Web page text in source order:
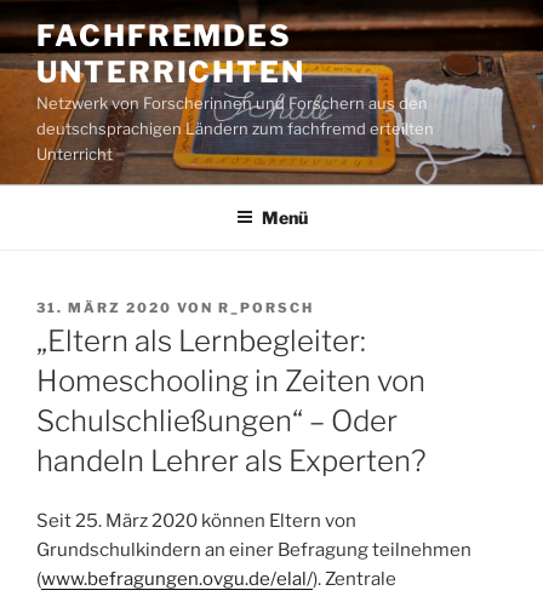
Inhalt
springen
FACHFREMDES
UNTERRICHTEN
Netzwerk von Forscherinnen und Forschern aus den
deutschsprachigen Ländern zum fachfremd erteilten
Unterricht
Menü
VERÖFFENTLICHT
AM
31. MÄRZ 2020 VON R_PORSCH
„Eltern als Lernbegleiter:
Homeschooling in Zeiten von
Schulschließungen“ – Oder
handeln Lehrer als Experten?
Seit 25. März 2020 können Eltern von
Grundschulkindern an einer Befragung teilnehmen
(www.befragungen.ovgu.de/elal/). Zentrale